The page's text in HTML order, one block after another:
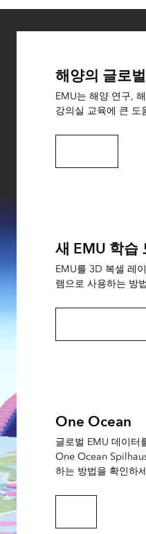
해양의 글로
EMU는 해양 연구,
강의실 교육에 큰 도
새 EMU 학습
EMU를 3D 복셀 레
램으로 사용하는 방
해당 튜토리얼 살펴보
One Ocean
글로벌 EMU 데이터
One Ocean
하는 방법을 확인하